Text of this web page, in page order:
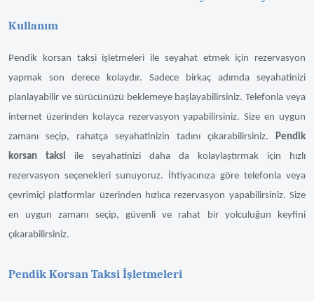
Kullanım
Pendik korsan taksi işletmeleri ile seyahat etmek için rezervasyon
yapmak son derece kolaydır. Sadece birkaç adımda seyahatinizi
planlayabilir ve sürücünüzü beklemeye başlayabilirsiniz. Telefonla veya
internet üzerinden kolayca rezervasyon yapabilirsiniz. Size en uygun
zamanı seçip, rahatça seyahatinizin tadını çıkarabilirsiniz. Pendik
korsan taksi ile seyahatinizi daha da kolaylaştırmak için hızlı
rezervasyon seçenekleri sunuyoruz. İhtiyacınıza göre telefonla veya
çevrimiçi platformlar üzerinden hızlıca rezervasyon yapabilirsiniz. Size
en uygun zamanı seçip, güvenli ve rahat bir yolculuğun keyfini
çıkarabilirsiniz.
Pendik Korsan Taksi İşletmeleri